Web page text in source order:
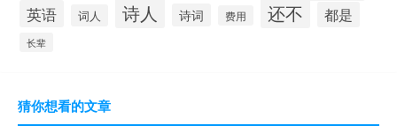
英语 词人 诗人 诗词 费用 还不 都是
长辈
猜你想看的文章